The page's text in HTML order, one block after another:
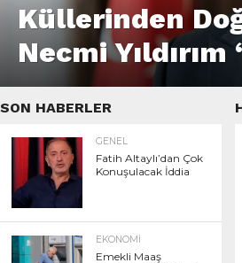
Küllerinden
Necmi
SON HABERLER
GENEL
Fatih Altaylı’dan Çok
Konuşulacak İddia
EKONOMI
Emekli Maaş